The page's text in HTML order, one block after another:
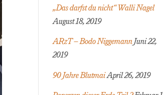
„Das darfst du nicht“ Walli Nagel
August 18, 2019
ARzT – Bodo Niggemann Juni 22,
2019
90 Jahre BlutmaiApril 26, 2019